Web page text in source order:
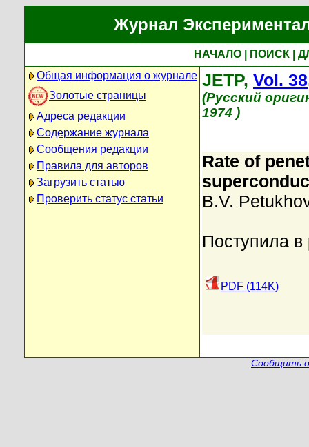
Журнал
НАЧАЛО ПОИСК
Общая информация о журнале
Золотые страницы
Адреса редакции
Содержание журнала
Сообщения редакции
Правила для авторов
Загрузить статью
Проверить статус статьи
JETP, Vol. 38
(Русский
1974 )
Rate of
B.V.
Поступила
PDF (114K)
Сообщить о